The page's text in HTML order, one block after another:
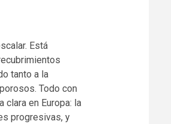
Está
tanto a la
Todo con
clara en Europa: la
progresivas, y